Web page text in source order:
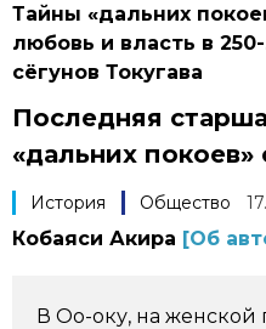
Путеводитель по
Разделы
Люди
Блог
Популярные статьи
Японский язык
Тайны «дальних
любовь и власть в
сёгунов Токугава
Последняя
«дальних покоев»
История Общество
Кобаяси Акира [Об
В Оо-оку, на женской